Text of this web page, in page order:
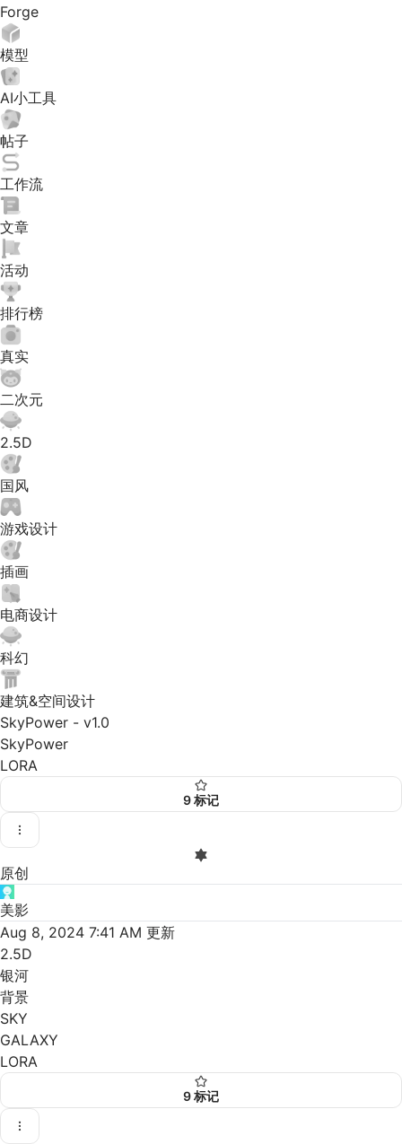
Forge
模型
AI小工具
帖子
工作流
文章
活动
排行榜
真实
二次元
2.5D
国风
游戏设计
插画
电商设计
科幻
建筑&空间设计
SkyPower - v1.0
SkyPower
LORA
9标记
原创
美影
Aug 8, 2024 7:41 AM 更新
2.5D
银河
背景
SKY
GALAXY
LORA
9标记